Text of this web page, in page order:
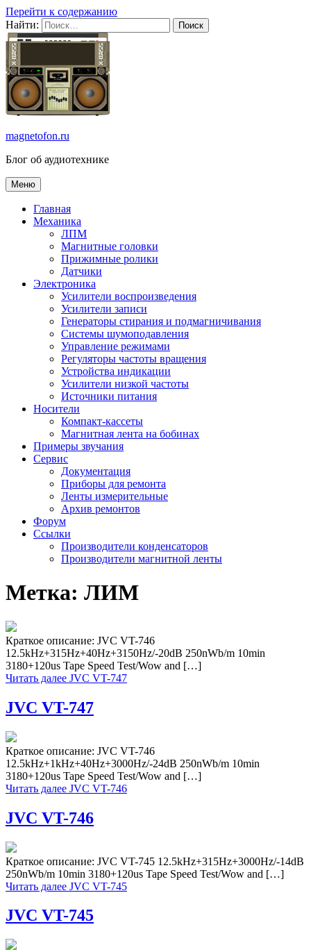
Перейти к содержанию
Найти:
magnetofon.ru
Блог об аудиотехнике
Меню
Главная
Механика
ЛПМ
Магнитные головки
Прижимные ролики
Датчики
Электроника
Усилители воспроизведения
Усилители записи
Генераторы стирания и подмагничивания
Системы шумоподавления
Управление режимами
Регуляторы частоты вращения
Устройства индикации
Усилители низкой частоты
Источники питания
Носители
Компакт-кассеты
Магнитная лента на бобинах
Примеры звучания
Сервис
Документация
Приборы для ремонта
Ленты измерительные
Архив ремонтов
Форум
Ссылки
Производители конденсаторов
Производители магнитной ленты
Метка: ЛИМ
Краткое описание: JVC VT-746
12.5kHz+315Hz+40Hz+3150Hz/-20dB 250nWb/m 10min
3180+120us Tape Speed Test/Wow and […]
Читать далее JVC VT-747
JVC VT-747
Краткое описание: JVC VT-746
12.5kHz+1kHz+40Hz+3000Hz/-24dB 250nWb/m 10min
3180+120us Tape Speed Test/Wow and […]
Читать далее JVC VT-746
JVC VT-746
Краткое описание: JVC VT-745 12.5kHz+315Hz+3000Hz/-14dB
250nWb/m 10min 3180+120us Tape Speed Test/Wow and […]
Читать далее JVC VT-745
JVC VT-745